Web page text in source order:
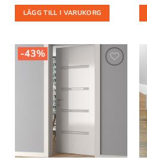
LÄGG TILL I VARUKORG
-43%